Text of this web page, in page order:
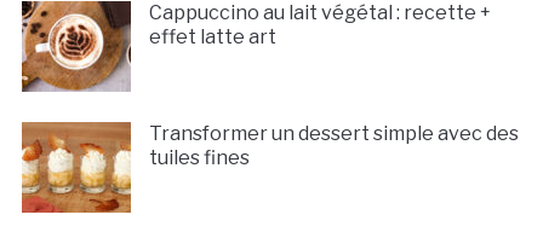
Cappuccino au lait végétal : recette +
effet latte art
Transformer un dessert simple avec des
tuiles fines